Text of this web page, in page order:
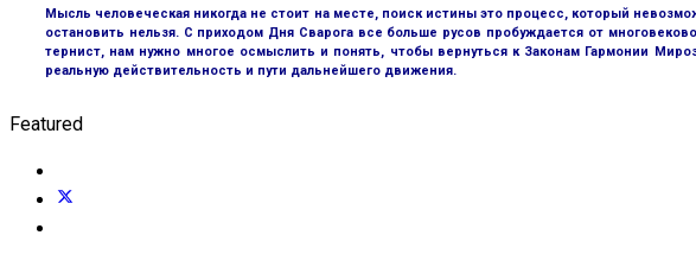
Мысль человеческая никогда не стоит на месте, поиск истины это процесс, который
остановить нельзя. С приходом Дня Сварога все больше русов пробуждается от
тернист, нам нужно многое осмыслить и понять, чтобы вернуться к Законам Гармонии
реальную действительность и пути дальнейшего движения.
Featured